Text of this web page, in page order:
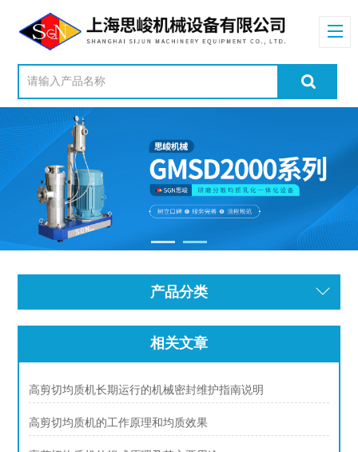
产品分类
相关文章
高剪切均质机长期运行的机械密封维护指南说明
高剪切均质机的工作原理和均质效果